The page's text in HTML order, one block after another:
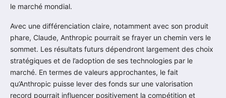
le marché mondial.
Avec une différenciation claire, notamment avec son produit
phare, Claude, Anthropic pourrait se frayer un chemin vers le
sommet. Les résultats futurs dépendront largement des choix
stratégiques et de l’adoption de ses technologies par le
marché. En termes de valeurs approchantes, le fait
qu’Anthropic puisse lever des fonds sur une valorisation
record pourrait influencer positivement la compétition et